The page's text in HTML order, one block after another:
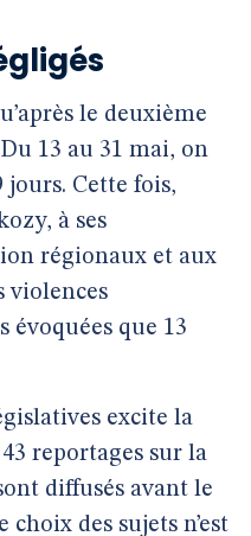
le deuxième
13 au 31 mai, on
jours. Cette fois,
à ses
régionaux et aux
violences
évoquées que 13
excite la
reportages sur la
diffusés avant le
des sujets n’est